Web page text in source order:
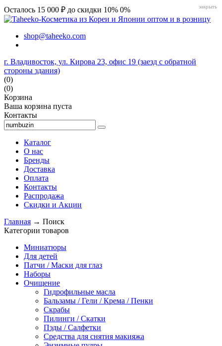
Осталось 15 000 ₽ до скидки 10% 0%
shop@taheeko.com
г. Владивосток, ул. Кирова 23, офис 19 (заезд с обратной
стороны здания)
(0)
(0)
Корзина
Ваша корзина пуста
Контакты
Каталог
О нас
Бренды
Доставка
Оплата
Контакты
Распродажа
Скидки и Акции
Главная → Поиск
Категории товаров
Миниатюры
Для детей
Патчи / Маски для глаз
Наборы
Очищение
Гидрофильные масла
Бальзамы / Гели / Крема / Пенки
Скрабы
Пилинги / Скатки
Пэды / Салфетки
Средства для снятия макияжа
закрыть